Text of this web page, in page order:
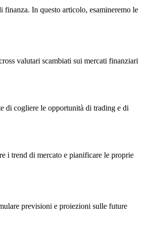
In questo articolo, esamineremo le
valutari scambiati sui mercati finanziari
di cogliere le opportunità di trading e di
i trend di mercato e pianificare le proprie
previsioni e proiezioni sulle future